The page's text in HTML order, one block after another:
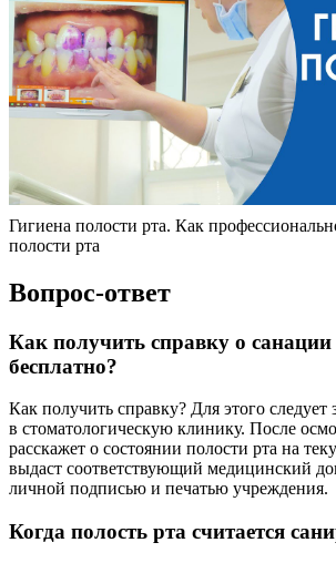
Гигиена полости рта. Как
полости рта
Вопрос-ответ
Как получить справку о санации
бесплатно?
Как получить справку? Для этого следует
в стоматологическую клинику. После
расскажет о состоянии полости рта на
выдаст соответствующий медицинский
личной подписью и печатью учреждения.
Когда полость рта считается